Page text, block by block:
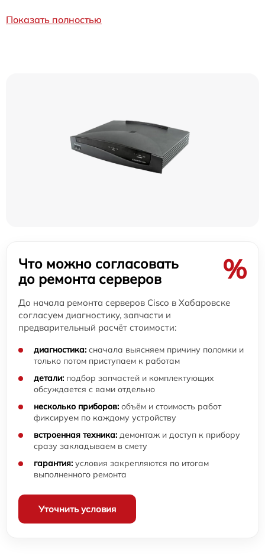
Показать полностью
Что можно согласовать
до ремонта серверов
%
До начала ремонта серверов Cisco в Хабаровске
согласуем диагностику, запчасти и
предварительный расчёт стоимости:
диагностика: сначала выясняем причину поломки и
только потом приступаем к работам
детали: подбор запчастей и комплектующих
обсуждается с вами отдельно
несколько приборов: объём и стоимость работ
фиксируем по каждому устройству
встроенная техника: демонтаж и доступ к прибору
сразу закладываем в смету
гарантия: условия закрепляются по итогам
выполненного ремонта
Уточнить условия